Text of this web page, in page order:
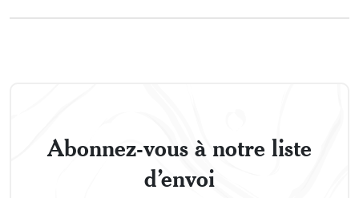
Abonnez-vous à notre liste
d’envoi